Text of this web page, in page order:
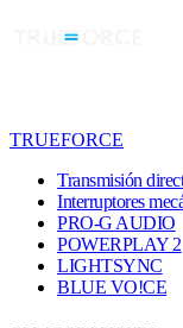
TRUEFORCE
Transmisión
Interruptores
PRO-G AUDIO
POWERPLAY 2
LIGHTSYNC
BLUE VO!CE